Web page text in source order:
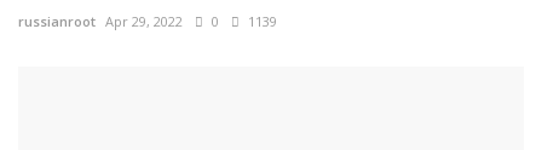
russianroot Apr 29, 2022 0 1139